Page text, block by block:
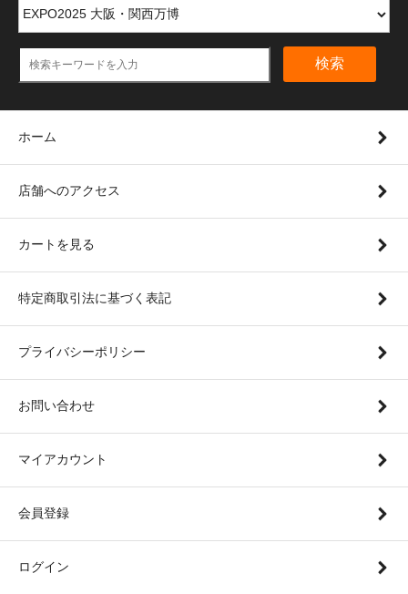
検索
ホーム
店舗へのアクセス
カートを見る
特定商取引法に基づく表記
プライバシーポリシー
お問い合わせ
マイアカウント
会員登録
ログイン